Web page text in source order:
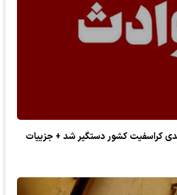
کراسفیت کشور دستگیر شد + جزییات